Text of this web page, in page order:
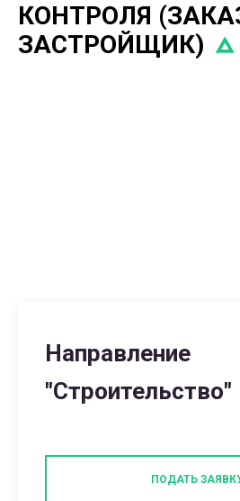
КОНТРОЛЯ
ЗАСТРОЙЩИК)
Направление
"Строительство"
ПОДАТЬ